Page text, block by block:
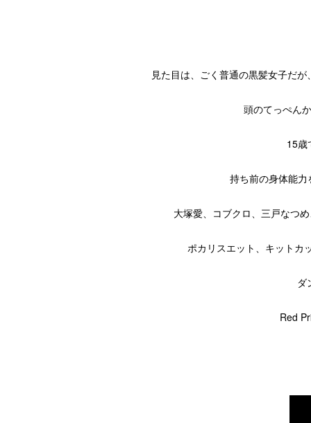
見た目は、ごく普通の黒髪女子だ
頭のてっぺん
15歳
持ち前の身体能力
大塚愛、コブクロ、三戸なつ
ポカリスエット、キットカ
ダ
Red